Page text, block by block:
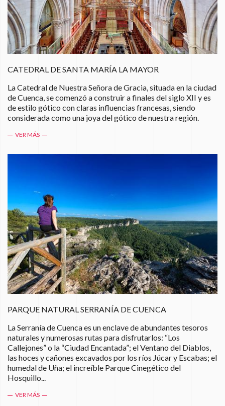
CATEDRAL DE SANTA MARÍA LA MAYOR
La Catedral de Nuestra Señora de Gracia, situada en la ciudad
de Cuenca, se comenzó a construir a finales del siglo XII y es
de estilo gótico con claras influencias francesas, siendo
considerada como una joya del gótico de nuestra región.
VER MÁS
PARQUE NATURAL SERRANÍA DE CUENCA
La Serranía de Cuenca es un enclave de abundantes tesoros
naturales y numerosas rutas para disfrutarlos: “Los
Callejones” o la “Ciudad Encantada”; el Ventano del Diablos,
las hoces y cañones excavados por los ríos Júcar y Escabas; el
humedal de Uña; el increíble Parque Cinegético del
Hosquillo...
VER MÁS